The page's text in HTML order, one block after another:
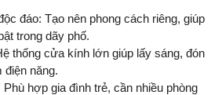
đáo: Tạo nên phong cách riêng, giúp
trong dãy phố.
thống cửa kính lớn giúp lấy sáng, đón
điện năng.
hợp gia đình trẻ, cần nhiều phòng